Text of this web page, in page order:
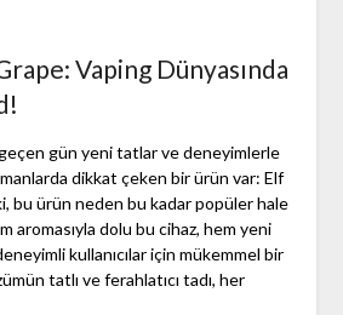
Vaping Dünyasında
gün yeni tatlar ve deneyimlerle
dikkat çeken bir ürün var: Elf
bu ürün neden bu kadar popüler hale
aromasıyla dolu bu cihaz, hem yeni
kullanıcılar için mükemmel bir
tatlı ve ferahlatıcı tadı, her